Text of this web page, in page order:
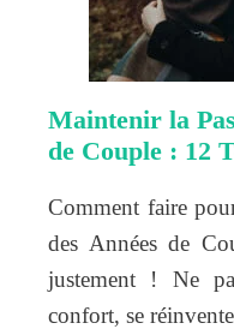
Maintenir la
de Couple : 12
Comment faire
des Années de
justement ! Ne
confort, se